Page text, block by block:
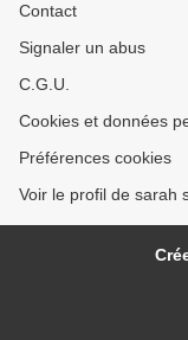
Contact
Signaler un abus
C.G.U.
Cookies et données
Préférences cookies
Voir le profil de sarah